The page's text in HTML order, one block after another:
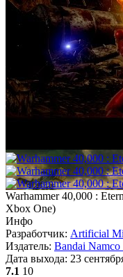
Warhammer 40,000 :
Xbox One)
Инфо
Разработчик: Artificial
Издатель: Bandai Namco
Дата выхода: 23
7.1 10